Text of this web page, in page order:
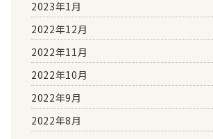
2023年1月
2022年12月
2022年11月
2022年10月
2022年9月
2022年8月